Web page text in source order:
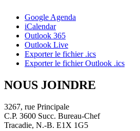
Google Agenda
iCalendar
Outlook 365
Outlook Live
Exporter le fichier .ics
Exporter le fichier Outlook .ics
NOUS JOINDRE
3267, rue Principale
C.P. 3600 Succ. Bureau-Chef
Tracadie, N.-B. E1X 1G5